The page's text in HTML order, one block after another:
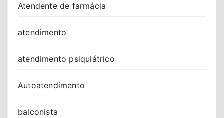
Atendente de farmácia
atendimento
atendimento psiquiátrico
Autoatendimento
balconista